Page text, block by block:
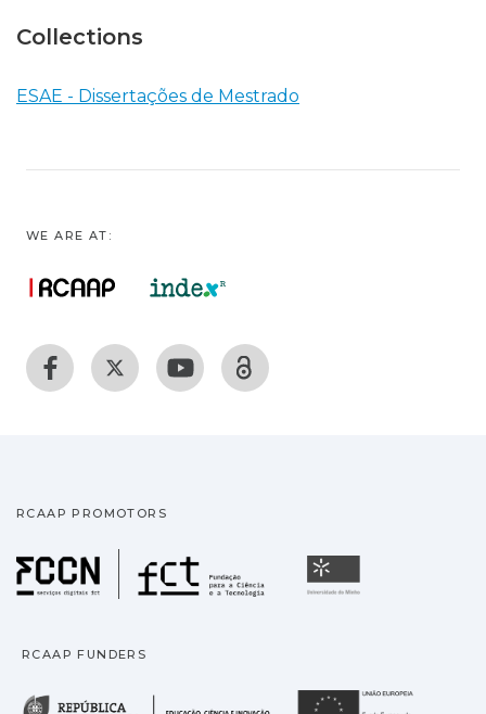
Collections
ESAE - Dissertações de Mestrado
WE ARE AT:
RCAAP PROMOTORS
Fundação para a
RCAAP FUNDERS
República Portuguesa